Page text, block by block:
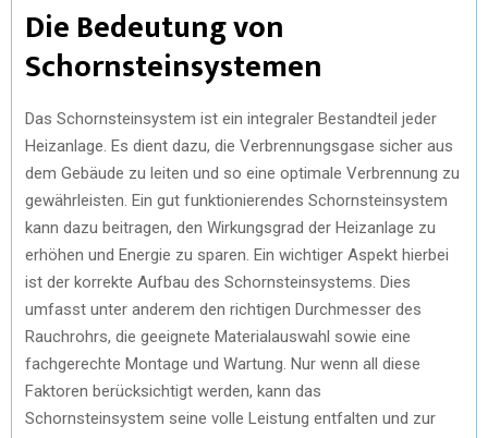
Die Bedeutung von
Schornsteinsystemen
Das Schornsteinsystem ist ein integraler Bestandteil jeder
Heizanlage. Es dient dazu, die Verbrennungsgase sicher aus
dem Gebäude zu leiten und so eine optimale Verbrennung zu
gewährleisten. Ein gut funktionierendes Schornsteinsystem
kann dazu beitragen, den Wirkungsgrad der Heizanlage zu
erhöhen und Energie zu sparen. Ein wichtiger Aspekt hierbei
ist der korrekte Aufbau des Schornsteinsystems. Dies
umfasst unter anderem den richtigen Durchmesser des
Rauchrohrs, die geeignete Materialauswahl sowie eine
fachgerechte Montage und Wartung. Nur wenn all diese
Faktoren berücksichtigt werden, kann das
Schornsteinsystem seine volle Leistung entfalten und zur